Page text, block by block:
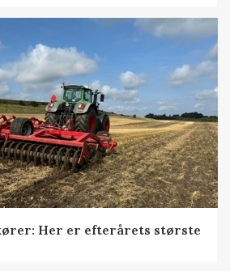
Her er efterårets største